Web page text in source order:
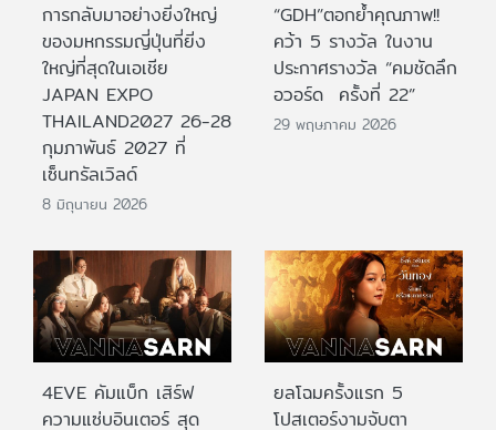
การกลับมาอย่างยิ่งใหญ่
ของมหกรรมญี่ปุ่นที่ยิ่ง
ใหญ่ที่สุดในเอเชีย
JAPAN EXPO
THAILAND2027 26-28
กุมภาพันธ์ 2027 ที่
เซ็นทรัลเวิลด์
8 มิถุนายน 2026
“GDH”ตอกย้ำคุณภาพ!!
คว้า 5 รางวัล ในงาน
ประกาศรางวัล “คมชัดลึก
อวอร์ด ครั้งที่ 22”
29 พฤษภาคม 2026
4EVE คัมแบ็ก เสิร์ฟ
ความแซ่บอินเตอร์ สุด
ยลโฉมครั้งแรก 5
โปสเตอร์งามจับตา